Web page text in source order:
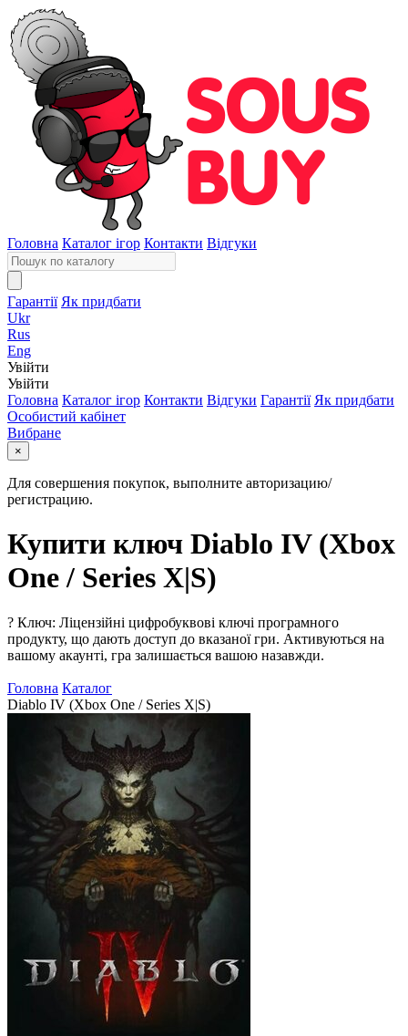
Головна Каталог ігор Контакти Відгуки
Гарантії Як придбати
Ukr
Rus
Eng
Увійти
Увійти
Головна Каталог ігор Контакти Відгуки Гарантії Як придбати
Особистий кабінет
Вибране
×
Для совершения покупок, выполните авторизацию/
регистрацию.
Купити ключ Diablo IV (Xbox
One / Series X|S)
? Ключ: Ліцензійні цифробуквові ключі програмного
продукту, що дають доступ до вказаної гри. Активуються на
вашому акаунті, гра залишається вашою назавжди.
Головна Каталог
Diablo IV (Xbox One / Series X|S)